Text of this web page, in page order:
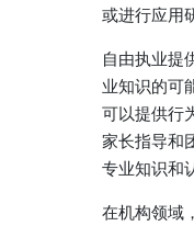
或进行应用
自由执业提
业知识的可
可以提供行
家长指导和
专业知识和
在机构领域